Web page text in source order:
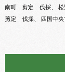
南町 剪定 伐採、
剪定 伐採、 四国中